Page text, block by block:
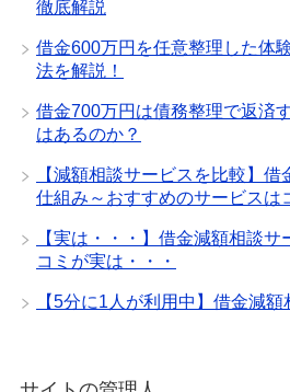
徹底解説
借金600万円を任意整理した体
法を解説！
借金700万円は債務整理で返済
はあるのか？
【減額相談サービスを比較】
仕組み～おすすめのサービスは
【実は・・・】借金減額相談
コミが実は・・・
【5分に1人が利用中】借金減額